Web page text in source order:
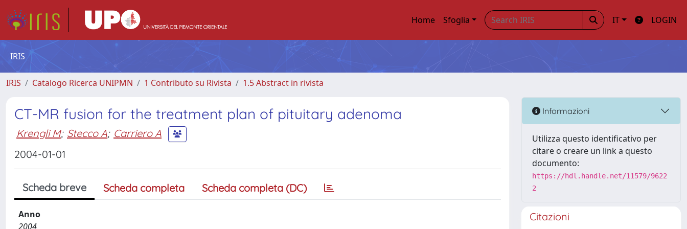
Home Sfoglia IT LOGIN
IRIS
IRIS Catalogo Ricerca UNIPMN 1 Contributo su Rivista 1.5 Abstract in rivista
CT-MR fusion for the treatment plan of pituitary adenoma
Krengli M; Stecco A; Carriero A
2004-01-01
Scheda breve Scheda completa Scheda completa (DC)
Anno
2004
Informazioni
Utilizza questo identificativo per
citare o creare un link a questo
documento:
https://hdl.handle.net/11579/9622
2
Citazioni